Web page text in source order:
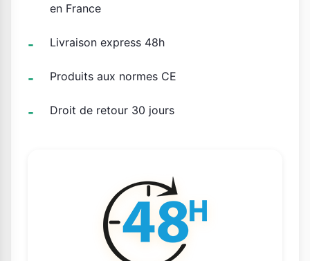
en France
Livraison express 48h
Produits aux normes CE
Droit de retour 30 jours